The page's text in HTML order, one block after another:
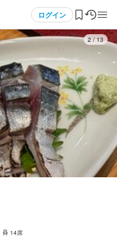
ログイン
員登録
2/13
14席
資格手当・スキル手当あり
面へ進む
資格手当・スキル手当あり
面へ進む